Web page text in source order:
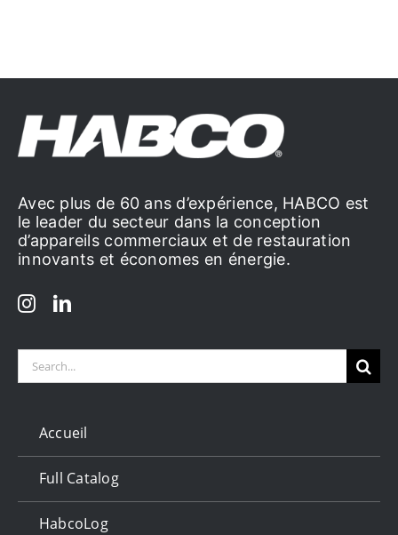
Avec plus de 60 ans d’expérience, HABCO est
le leader du secteur dans la conception
d’appareils commerciaux et de restauration
innovants et économes en énergie.
Search
Accueil
Full Catalog
HabcoLog